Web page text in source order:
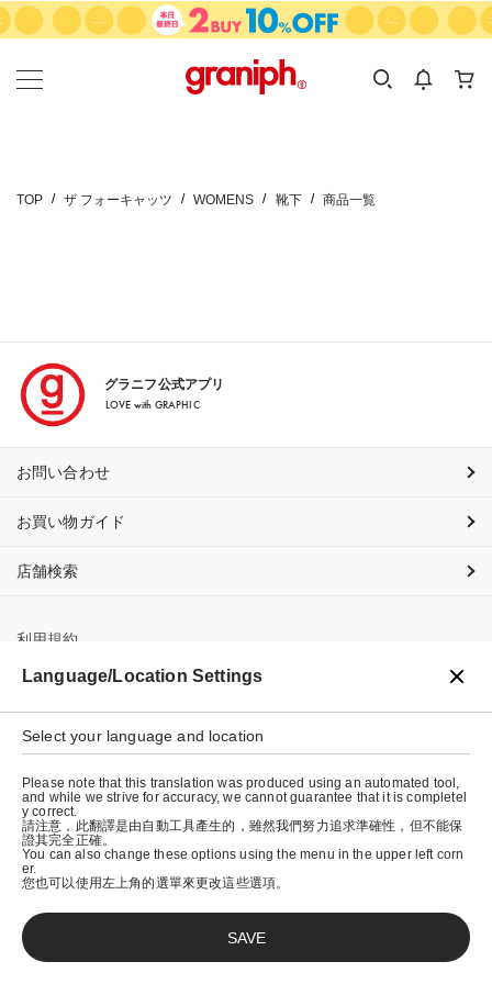
カテゴリーから探す
KIDS
カテゴリ
サイズ
TOP ザ フォーキャッツ WOMENS 靴下 商品一覧
グラニフ公式アプリ
LOVE with GRAPHIC
お問い合わせ
お買い物ガイド
店舗検索
利用規約
プライバシーポリシー
特定商取引法に基づく表示
会社概要
© graniph inc.
Language/Location Settings
Select your language and location
Please note that this translation was produced using an automated tool,
and while we strive for accuracy, we cannot guarantee that it is completel
y correct.
請注意，此翻譯是由自動工具產生的，雖然我們努力追求準確性，但不能保
證其完全正確。
You can also change these options using the menu in the upper left corn
er.
您也可以使用左上角的選單來更改這些選項。
SAVE